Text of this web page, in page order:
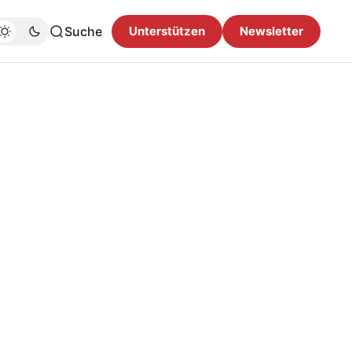
Suche Unterstützen Newsletter